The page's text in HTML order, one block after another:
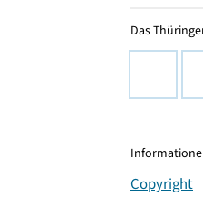
Das
Copyright